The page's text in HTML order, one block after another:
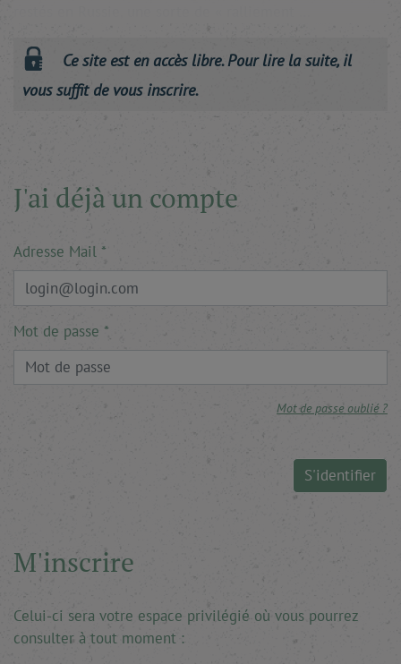
Ce site est en accès libre. Pour lire la suite, il
vous suffit de vous inscrire.
J'ai déjà un compte
Adresse Mail
Mot de passe
Mot de passe oublié ?
S'identifier
M'inscrire
Celui-ci sera votre espace privilégié où vous pourrez
consulter à tout moment :